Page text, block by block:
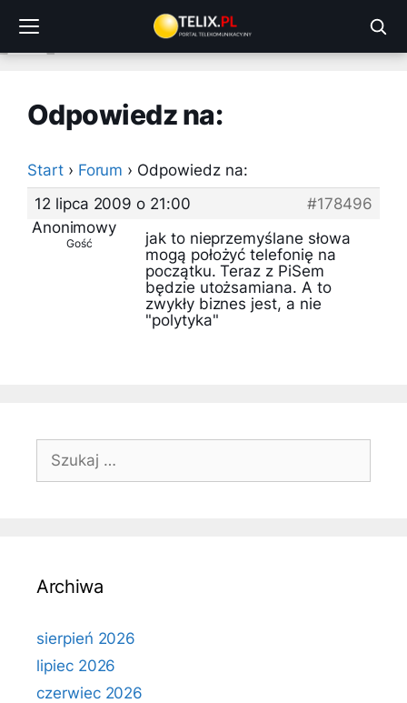
treści
Odpowiedz na:
Start › Forum › Odpowiedz na:
12 lipca 2009 o 21:00
#178496
Anonimowy
Gość
jak to nieprzemyślane słowa
mogą położyć telefonię na
początku. Teraz z PiSem
będzie utożsamiana. A to
zwykły biznes jest, a nie
"polytyka"
Szukaj:
Archiwa
sierpień 2026
lipiec 2026
czerwiec 2026